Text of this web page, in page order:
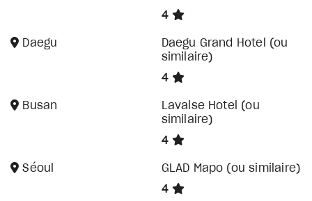
4
Daegu
Daegu Grand Hotel (ou
similaire)
4
Busan
Lavalse Hotel (ou
similaire)
4
Séoul
GLAD Mapo (ou similaire)
4